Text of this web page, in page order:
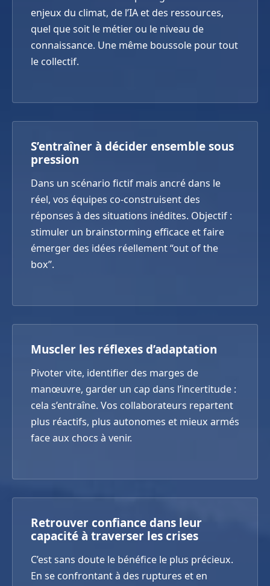
enjeux du climat, de l’IA et des ressources,
quel que soit le métier ou le niveau de
connaissance. Une même boussole pour tout
le collectif.
S’entraîner à décider ensemble sous
pression
Dans un scénario fictif mais ancré dans le
réel, vos équipes co-construisent des
réponses à des situations inédites. Objectif :
stimuler un brainstorming efficace et faire
émerger des idées réellement “out of the
box”.
Muscler les réflexes d’adaptation
Pivoter vite, identifier des marges de
manœuvre, garder un cap dans l’incertitude :
cela s’entraîne. Vos collaborateurs repartent
plus réactifs, plus autonomes et mieux armés
face aux chocs à venir.
Retrouver confiance dans leur
capacité à traverser les crises
C’est sans doute le bénéfice le plus précieux.
En se confrontant à des ruptures et en